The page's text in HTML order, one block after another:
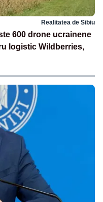
Realitatea de Sibiu
600 drone ucrainene
logistic Wildberries,